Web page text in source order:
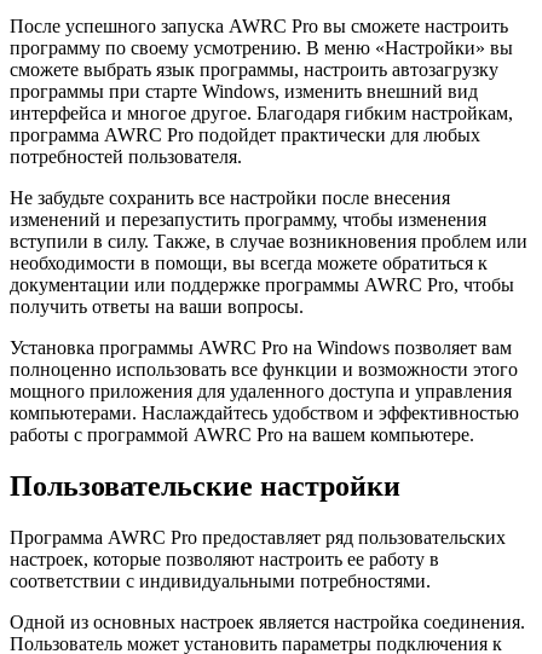
После успешного запуска AWRC Pro вы сможете настроить
программу по своему усмотрению. В меню «Настройки» вы
сможете выбрать язык программы, настроить автозагрузку
программы при старте Windows, изменить внешний вид
интерфейса и многое другое. Благодаря гибким настройкам,
программа AWRC Pro подойдет практически для любых
потребностей пользователя.
Не забудьте сохранить все настройки после внесения
изменений и перезапустить программу, чтобы изменения
вступили в силу. Также, в случае возникновения проблем или
необходимости в помощи, вы всегда можете обратиться к
документации или поддержке программы AWRC Pro, чтобы
получить ответы на ваши вопросы.
Установка программы AWRC Pro на Windows позволяет вам
полноценно использовать все функции и возможности этого
мощного приложения для удаленного доступа и управления
компьютерами. Наслаждайтесь удобством и эффективностью
работы с программой AWRC Pro на вашем компьютере.
Пользовательские настройки
Программа AWRC Pro предоставляет ряд пользовательских
настроек, которые позволяют настроить ее работу в
соответствии с индивидуальными потребностями.
Одной из основных настроек является настройка соединения.
Пользователь может установить параметры подключения к